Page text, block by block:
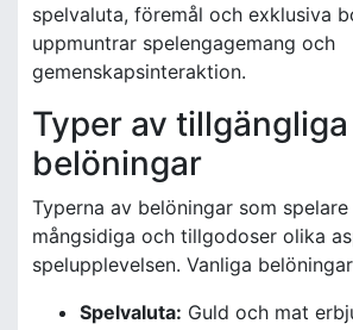
spelvaluta, föremål och exklusiva
uppmuntrar spelengagemang och
gemenskapsinteraktion.
Typer av tillgängliga
belöningar
Typerna av belöningar som
mångsidiga och tillgodoser olika
spelupplevelsen. Vanliga
Spelvaluta: Guld och mat